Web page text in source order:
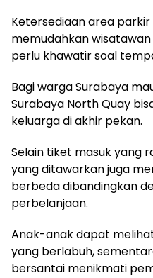
Ketersediaan area parkir
memudahkan
perlu khawatir soal
Bagi warga Surabaya
Surabaya North Quay
keluarga di akhir pekan.
Selain tiket masuk yang
yang ditawarkan juga
berbeda dibandingkan
perbelanjaan.
Anak-anak dapat
yang berlabuh,
bersantai menikmati